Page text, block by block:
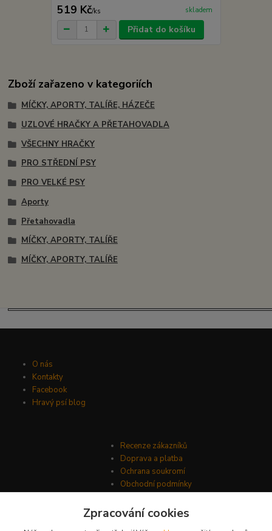
519 Kč/ks skladem
Přidat do košíku
Zboží zařazeno v kategoriích
MÍČKY, APORTY, TALÍŘE, HÁZEČE
UZLOVÉ HRAČKY A PŘETAHOVADLA
VŠECHNY HRAČKY
PRO STŘEDNÍ PSY
PRO VELKÉ PSY
Aporty
Přetahovadla
MÍČKY, APORTY, TALÍŘE
MÍČKY, APORTY, TALÍŘE
O nás
Kontakty
Facebook
Hravý psí blog
Recenze zákazníků
Doprava a platba
Ochrana soukromí
Obchodní podmínky
Zpracování cookies